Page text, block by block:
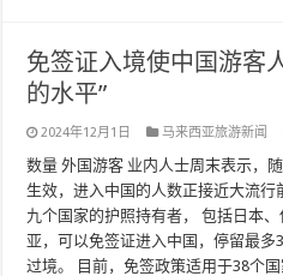
免签证入境使中国游客
的水平”
2024年12月1日 马来西亚旅游新闻
数量 外国游客 业内人士周末表示，
生效，进入中国的人数正接近大流行
九个国家的护照持有者， 包括日本
亚，可以免签证进入中国，停留最
过境。 目前，免签政策适用于38个